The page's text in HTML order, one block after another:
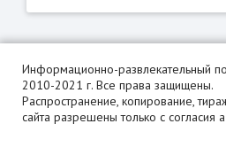
Информационно-развлекательный
2010-2021 г. Все права защищены.
Распространение, копирование,
сайта разрешены только с согласия